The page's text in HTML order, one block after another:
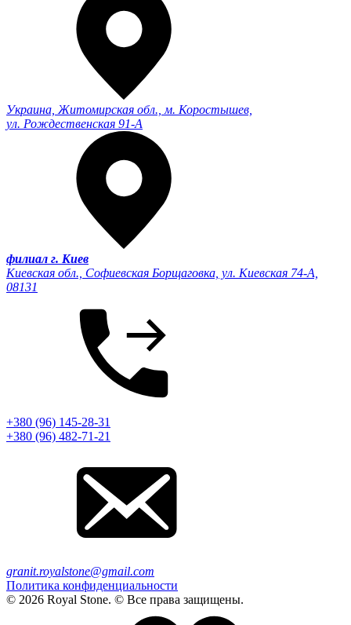
Украина, Житомирская обл., м. Коростышев,
ул. Рождественская 91-А
филиал г. Киев
Киевская обл., Софиевская Борщаговка, ул. Киевская 74-А,
08131
+380 (96) 145-28-31
+380 (96) 482-71-21
granit.royalstone@gmail.com
Политика конфиденциальности
© 2026 Royal Stone. © Все права защищены.